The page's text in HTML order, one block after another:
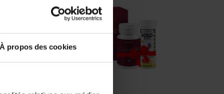
À propos des cookies
Kompava